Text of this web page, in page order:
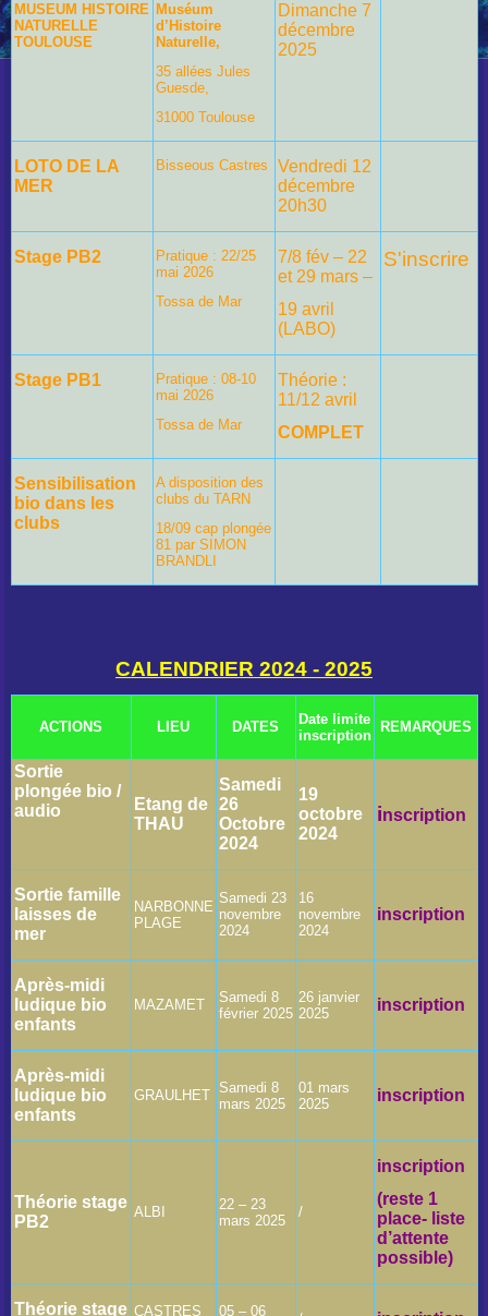
MUSEUM HISTOIRE
NATURELLE
TOULOUSE
Muséum
d’Histoire
Naturelle,
35 allées Jules
Guesde,
31000 Toulouse
Dimanche 7
décembre
2025
LOTO DE LA
MER
Bisseous Castres
Vendredi 12
décembre
20h30
Stage PB2
Pratique : 22/25
mai 2026
Tossa de Mar
7/8 fév – 22
et 29 mars –
19 avril
(LABO)
S'inscrire
Stage PB1
Pratique : 08-10
mai 2026
Tossa de Mar
Théorie :
11/12 avril
COMPLET
Sensibilisation
bio dans les
clubs
A disposition des
clubs du TARN
18/09 cap plongée
81 par SIMON
BRANDLI
CALENDRIER 2024 - 2025
ACTIONS LIEU DATES
Date limite
inscription
REMARQUES
Sortie
plongée bio /
audio
Etang de
THAU
Samedi
26
Octobre
2024
19
octobre
2024
inscription
Sortie famille
laisses de
mer
NARBONNE
PLAGE
Samedi 23
novembre
2024
16
novembre
2024
inscription
Après-midi
ludique bio
enfants
MAZAMET
Samedi 8
février 2025
26 janvier
2025
inscription
Après-midi
ludique bio
enfants
GRAULHET
Samedi 8
mars 2025
01 mars
2025
inscription
Théorie stage
PB2
ALBI
22 – 23
mars 2025
/
inscription
(reste 1
place- liste
d’attente
possible)
Théorie stage CASTRES
05 – 06